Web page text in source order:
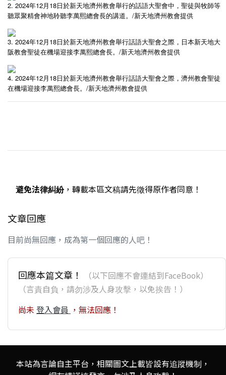
2. 2024年12月 18 日於新天地濟州教會舉行的話語大聖會中，聖徒與牧師等
聽眾聚精會神地聆聽李萬熙總會長的講道。 /新天地濟州教會提供
3. 2024年12月 18 日於新天地濟州教會舉行話語大聖會之際，日本新天地大
阪教會聖徒在機場迎接李萬熙總會長。 /新天地濟州教會提供
4. 2024年12月 18 日於新天地濟州教會舉行話語大聖會之際，濟州教會聖徒
在機場迎接李萬熙總會長。 /新天地濟州教會提供
避免法律糾紛，轉載本區文稿請先徵得原作者同意！
文章回應
目前尚無回應，成為第一個回應的人吧！
回應本篇文章！
（以下回應不會連結到FaceBook）
（言責自負，請勿涉及人身攻擊，以免挨告！）
尚未 登入會員 ，無法回應！
本站為言論自主平台，相關圖文上載皆設有追蹤機制，